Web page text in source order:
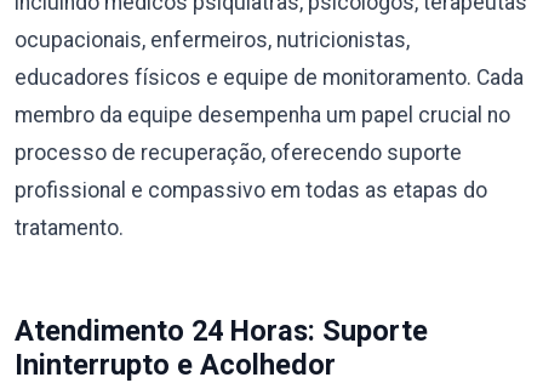
ocupacionais, enfermeiros, nutricionistas,
educadores físicos e equipe de monitoramento. Cada
membro da equipe desempenha um papel crucial no
processo de recuperação, oferecendo suporte
profissional e compassivo em todas as etapas do
tratamento.
Atendimento 24 Horas: Suporte
Ininterrupto e Acolhedor